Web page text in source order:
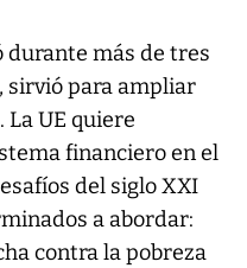
durante más de tres
sirvió para ampliar
UE quiere
financiero en el
del siglo XXI
a abordar:
contra la pobreza